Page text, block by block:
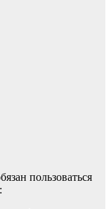
пользоваться